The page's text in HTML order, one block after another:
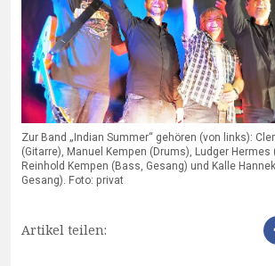
Zur Band „Indian Summer“ gehören (von links):
(Gitarre), Manuel Kempen (Drums), Ludger Hermes
Reinhold Kempen (Bass, Gesang) und Kalle
Gesang). Foto: privat
Artikel teilen: